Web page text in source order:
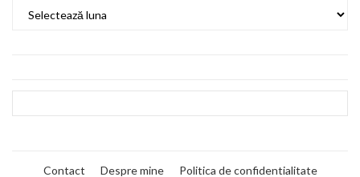
Contact Despre mine Politica de confidentialitate